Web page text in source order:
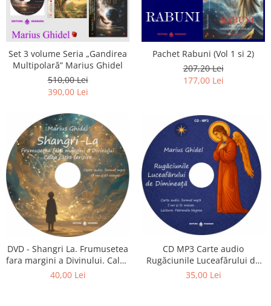
Set 3 volume Seria „Gandirea
Multipolară” Marius Ghidel
510,00 Lei
390,00 Lei
Pachet Rabuni (Vol 1 si 2)
207,20 Lei
177,00 Lei
DVD - Shangri La. Frumusetea
fara margini a Divinului. Calea
catre fericire
40,00 Lei
CD MP3 Carte audio
Rugăciunile Luceafărului de
dimineață
35,00 Lei